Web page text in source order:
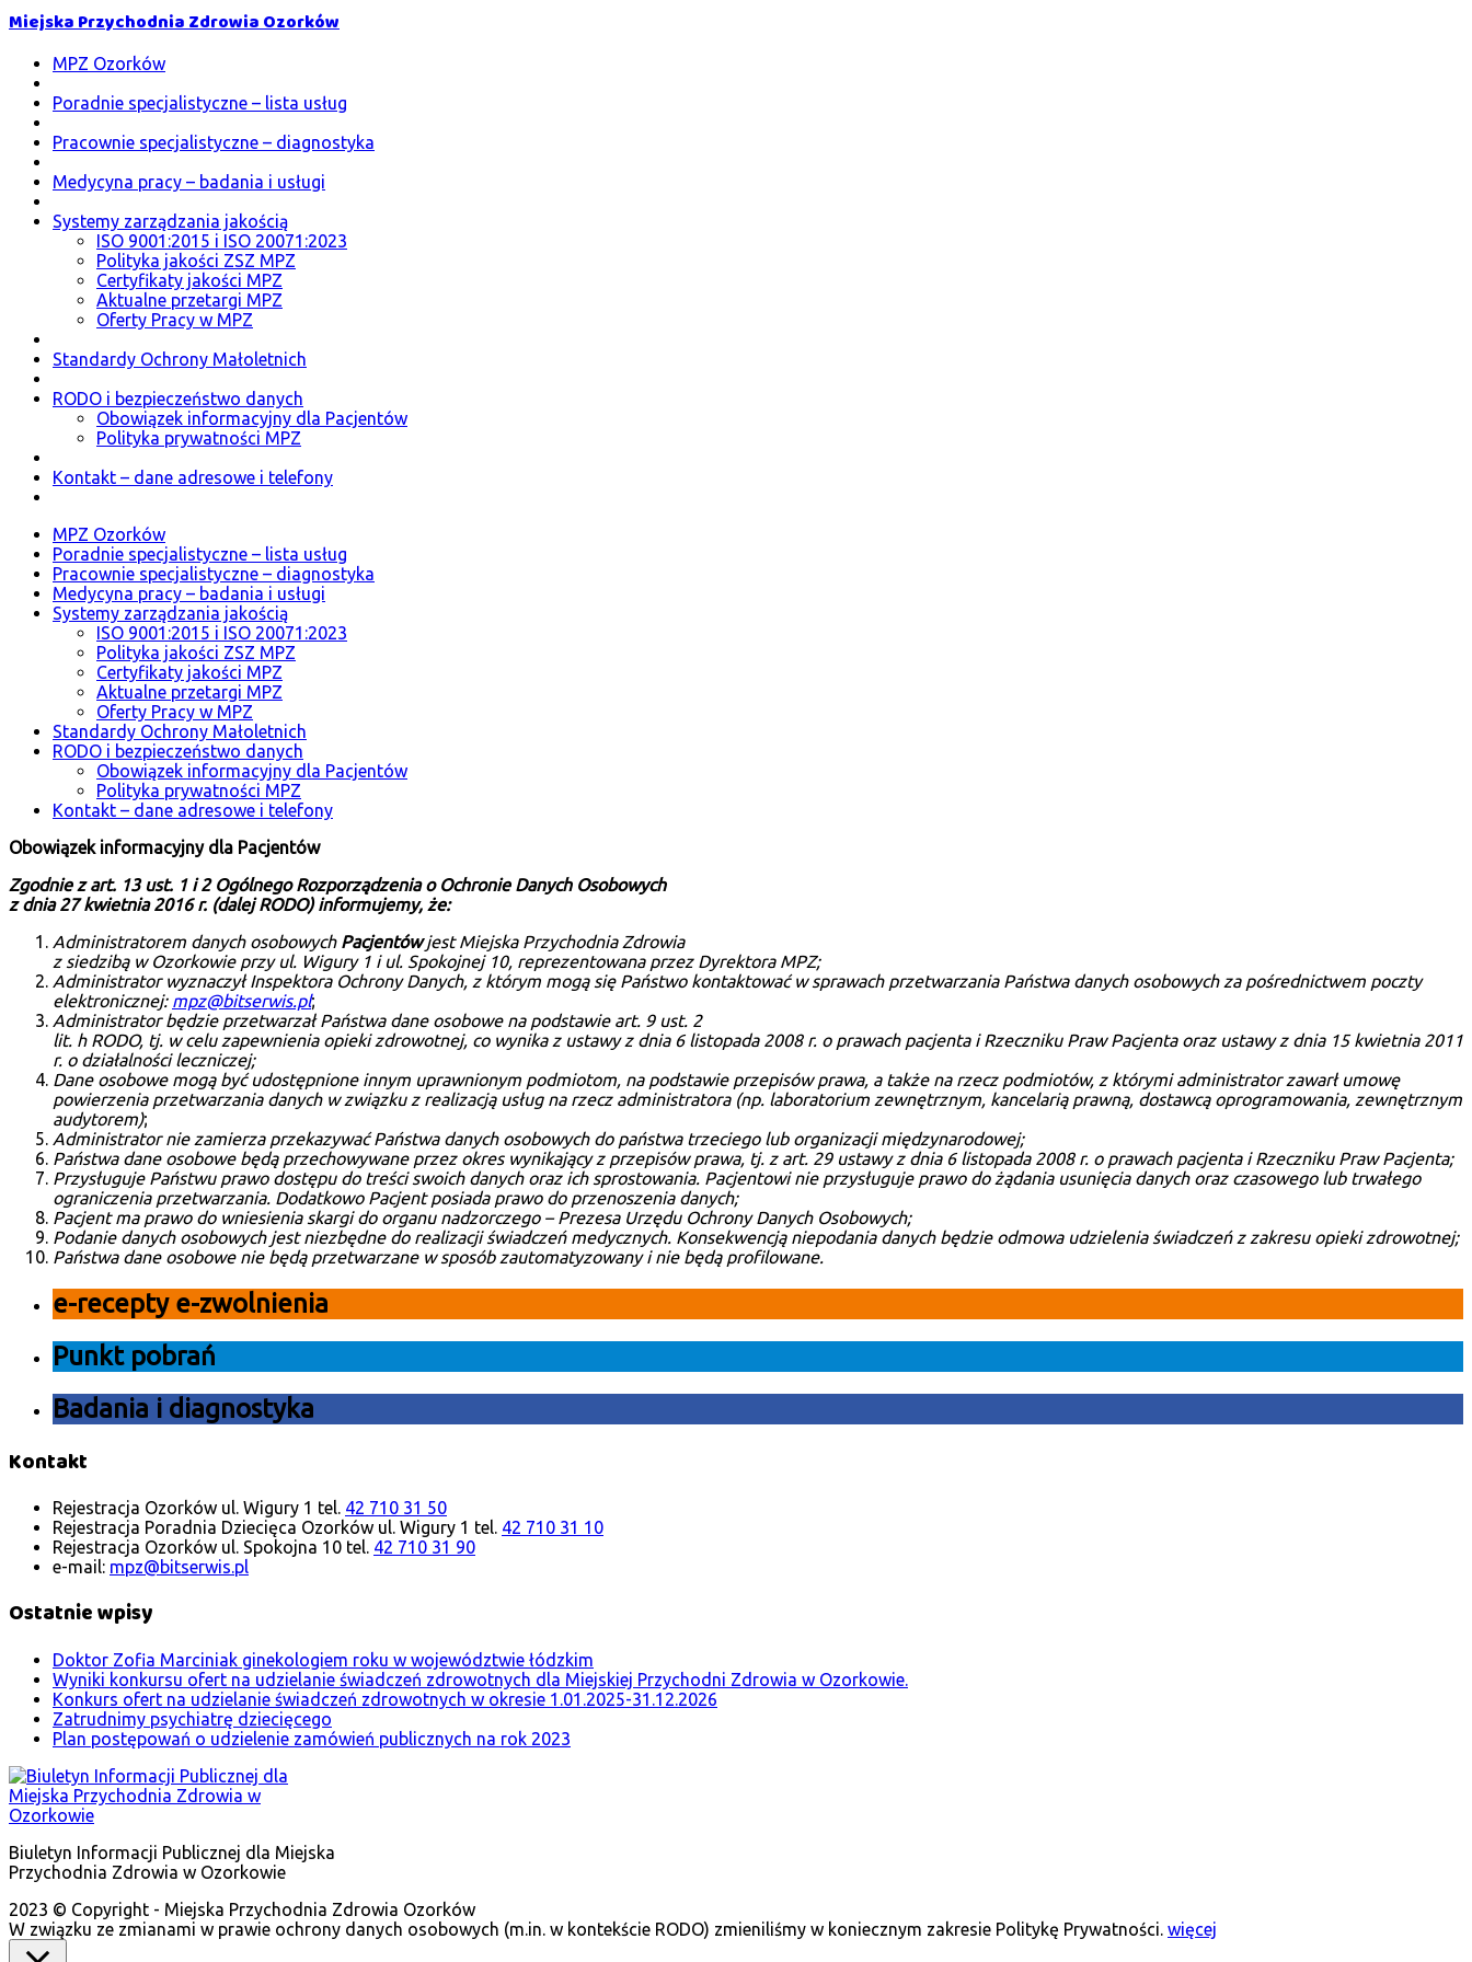
Miejska Przychodnia Zdrowia Ozorków
MPZ Ozorków
Poradnie specjalistyczne – lista usług
Pracownie specjalistyczne – diagnostyka
Medycyna pracy – badania i usługi
Systemy zarządzania jakością
ISO 9001:2015 i ISO 20071:2023
Polityka jakości ZSZ MPZ
Certyfikaty jakości MPZ
Aktualne przetargi MPZ
Oferty Pracy w MPZ
Standardy Ochrony Małoletnich
RODO i bezpieczeństwo danych
Obowiązek informacyjny dla Pacjentów
Polityka prywatności MPZ
Kontakt – dane adresowe i telefony
MPZ Ozorków
Poradnie specjalistyczne – lista usług
Pracownie specjalistyczne – diagnostyka
Medycyna pracy – badania i usługi
Systemy zarządzania jakością
ISO 9001:2015 i ISO 20071:2023
Polityka jakości ZSZ MPZ
Certyfikaty jakości MPZ
Aktualne przetargi MPZ
Oferty Pracy w MPZ
Standardy Ochrony Małoletnich
RODO i bezpieczeństwo danych
Obowiązek informacyjny dla Pacjentów
Polityka prywatności MPZ
Kontakt – dane adresowe i telefony
Obowiązek informacyjny dla Pacjentów
Zgodnie z art. 13 ust. 1 i 2 Ogólnego Rozporządzenia o Ochronie Danych Osobowych
z dnia 27 kwietnia 2016 r. (dalej RODO) informujemy, że:
Administratorem danych osobowych Pacjentówjest Miejska Przychodnia Zdrowia
z siedzibą w Ozorkowie przy ul. Wigury 1 i ul. Spokojnej 10, reprezentowana przez Dyrektora MPZ;
Administrator wyznaczył Inspektora Ochrony Danych, z którym mogą się Państwo kontaktować w sprawach przetwarzania Państwa danych osobowych za pośrednictwem poczty
elektronicznej: mpz@bitserwis.pl;
Administrator będzie przetwarzał Państwa dane osobowe na podstawie art. 9 ust. 2
lit. h RODO, tj. w celu zapewnienia opieki zdrowotnej, co wynika z ustawy z dnia 6 listopada 2008 r. o prawach pacjenta i Rzeczniku Praw Pacjenta oraz ustawy z dnia 15 kwietnia 2011
r. o działalności leczniczej;
Dane osobowe mogą być udostępnione innym uprawnionym podmiotom, na podstawie przepisów prawa, a także na rzecz podmiotów, z którymi administrator zawarł umowę
powierzenia przetwarzania danych w związku z realizacją usług na rzecz administratora (np. laboratorium zewnętrznym, kancelarią prawną, dostawcą oprogramowania, zewnętrznym
audytorem);
Administrator nie zamierza przekazywać Państwa danych osobowych do państwa trzeciego lub organizacji międzynarodowej;
Państwa dane osobowe będą przechowywane przez okres wynikający z przepisów prawa, tj. z art. 29 ustawy z dnia 6 listopada 2008 r. o prawach pacjenta i Rzeczniku Praw Pacjenta;
Przysługuje Państwu prawo dostępu do treści swoich danych oraz ich sprostowania. Pacjentowi nie przysługuje prawo do żądania usunięcia danych oraz czasowego lub trwałego
ograniczenia przetwarzania. Dodatkowo Pacjent posiada prawo do przenoszenia danych;
Pacjent ma prawo do wniesienia skargi do organu nadzorczego– Prezesa Urzędu Ochrony Danych Osobowych;
Podanie danych osobowych jest niezbędne do realizacji świadczeń medycznych. Konsekwencją niepodania danych będzie odmowa udzielenia świadczeń z zakresu opieki zdrowotnej;
Państwa dane osobowe nie będą przetwarzane w sposób zautomatyzowany i nie będą profilowane.
e-recepty e-zwolnienia
Punkt pobrań
Badania i diagnostyka
Kontakt
Rejestracja Ozorków ul. Wigury 1 tel. 42 710 31 50
Rejestracja Poradnia Dziecięca Ozorków ul. Wigury 1 tel. 42 710 31 10
Rejestracja Ozorków ul. Spokojna 10 tel. 42 710 31 90
e-mail: mpz@bitserwis.pl
Ostatnie wpisy
Doktor Zofia Marciniak ginekologiem roku w województwie łódzkim
Wyniki konkursu ofert na udzielanie świadczeń zdrowotnych dla Miejskiej Przychodni Zdrowia w Ozorkowie.
Konkurs ofert na udzielanie świadczeń zdrowotnych w okresie 1.01.2025-31.12.2026
Zatrudnimy psychiatrę dziecięcego
Plan postępowań o udzielenie zamówień publicznych na rok 2023
Biuletyn Informacji Publicznej dla Miejska
Przychodnia Zdrowia w Ozorkowie
2023 © Copyright - Miejska Przychodnia Zdrowia Ozorków
W związku ze zmianami w prawie ochrony danych osobowych (m.in. w kontekście RODO) zmieniliśmy w koniecznym zakresie Politykę Prywatności. więcej